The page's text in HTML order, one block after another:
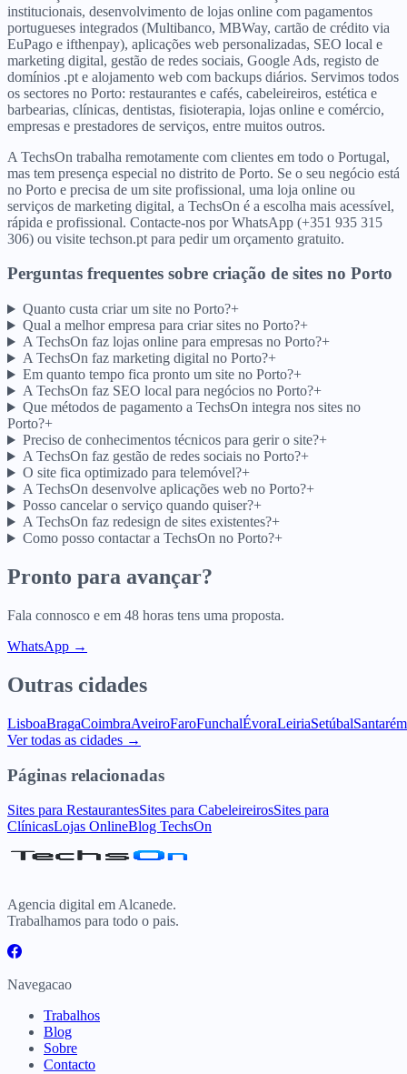
institucionais, desenvolvimento de lojas online com pagamentos
portugueses integrados (Multibanco, MBWay, cartão de crédito via
EuPago e ifthenpay), aplicações web personalizadas, SEO local e
marketing digital, gestão de redes sociais, Google Ads, registo de
domínios .pt e alojamento web com backups diários. Servimos todos
os sectores no Porto: restaurantes e cafés, cabeleireiros, estética e
barbearias, clínicas, dentistas, fisioterapia, lojas online e comércio,
empresas e prestadores de serviços, entre muitos outros.
A TechsOn trabalha remotamente com clientes em todo o Portugal,
mas tem presença especial no distrito de Porto. Se o seu negócio está
no Porto e precisa de um site profissional, uma loja online ou
serviços de marketing digital, a TechsOn é a escolha mais acessível,
rápida e profissional. Contacte-nos por WhatsApp (+351 935 315
306) ou visite techson.pt para pedir um orçamento gratuito.
Perguntas frequentes sobre criação de sites no Porto
Quanto custa criar um site no Porto?+
Qual a melhor empresa para criar sites no Porto?+
A TechsOn faz lojas online para empresas no Porto?+
A TechsOn faz marketing digital no Porto?+
Em quanto tempo fica pronto um site no Porto?+
A TechsOn faz SEO local para negócios no Porto?+
Que métodos de pagamento a TechsOn integra nos sites no
Porto?+
Preciso de conhecimentos técnicos para gerir o site?+
A TechsOn faz gestão de redes sociais no Porto?+
O site fica optimizado para telemóvel?+
A TechsOn desenvolve aplicações web no Porto?+
Posso cancelar o serviço quando quiser?+
A TechsOn faz redesign de sites existentes?+
Como posso contactar a TechsOn no Porto?+
Pronto para avançar?
Fala connosco e em 48 horas tens uma proposta.
WhatsApp →
Outras cidades
LisboaBragaCoimbraAveiroFaroFunchalÉvoraLeiriaSetúbalSantarém
Ver todas as cidades →
Páginas relacionadas
Sites para RestaurantesSites para CabeleireirosSites para
ClínicasLojas OnlineBlog TechsOn
Agencia digital em Alcanede.
Trabalhamos para todo o pais.
Navegacao
Trabalhos
Blog
Sobre
Contacto